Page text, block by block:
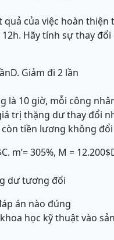
của việc hoàn
Hãy tính sự thay
D. Giảm đi 2 lần
là 10 giờ, mỗi công
trị thặng dư thay đổi
tiền lương không đổi
C. m’= 305%, M = 12.200$
dư tương đối
án nào đúng
học kỹ thuật vào